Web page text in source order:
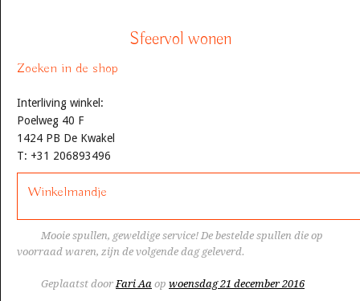
Sfeervol wonen
Zoeken in de shop
Interliving winkel:
Poelweg 40 F
1424 PB De Kwakel
T: +31 206893496
Winkelmandje
Mooie spullen, geweldige service! De bestelde spullen die op
voorraad waren, zijn de volgende dag geleverd.
Geplaatst doorFari Aa op woensdag 21 december 2016